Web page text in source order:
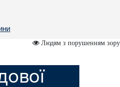
Людям з порушенням зору